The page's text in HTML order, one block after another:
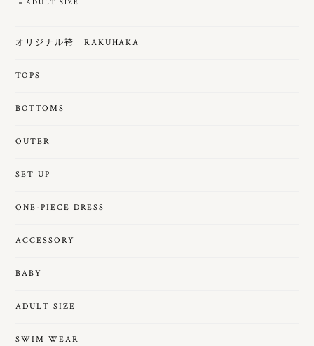
ADULT SIZE
オリジナル袴 RAKUHAKA
TOPS
BOTTOMS
OUTER
SET UP
ONE-PIECE DRESS
ACCESSORY
BABY
ADULT SIZE
SWIM WEAR